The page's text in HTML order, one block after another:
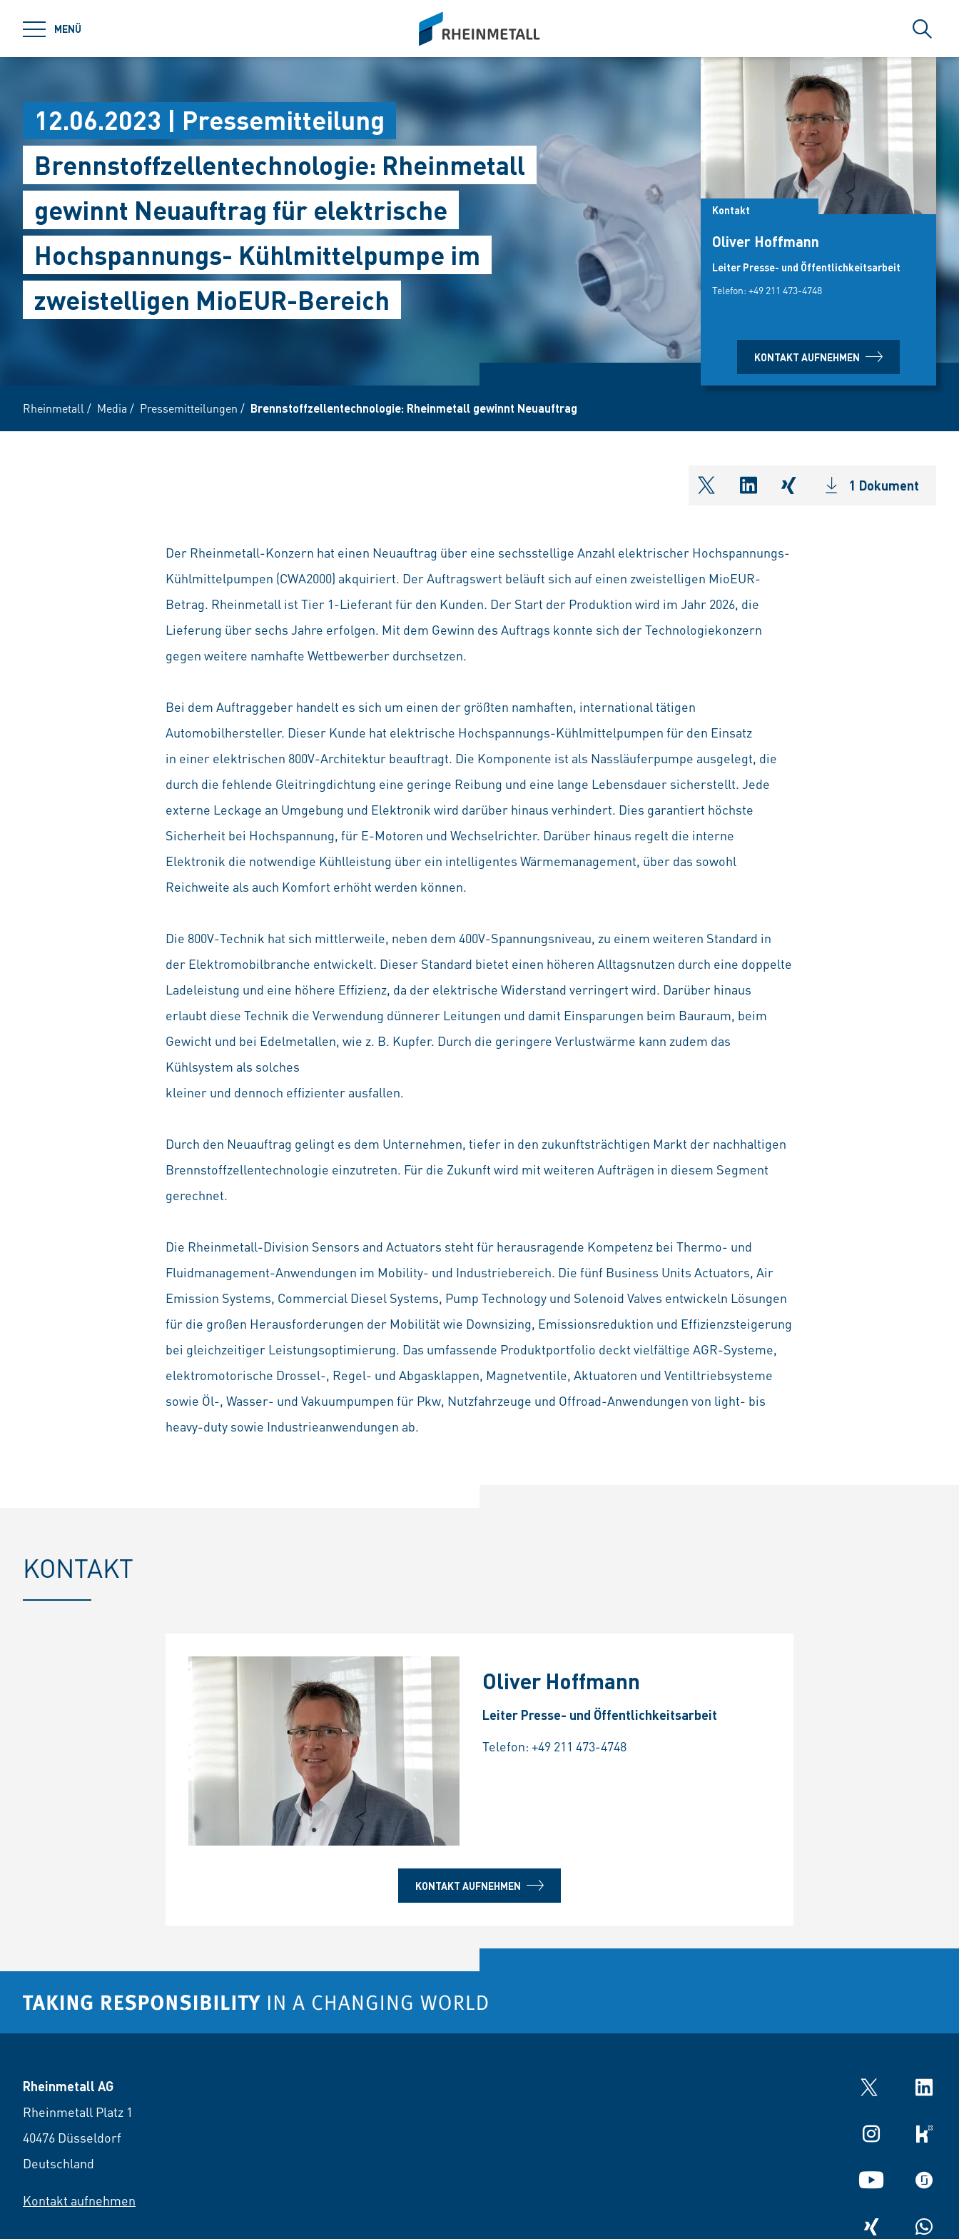
MENÜ
siteLogo
Suche
Kontakt
Oliver Hoffmann
Leiter Presse- und Öffentlichkeitsarbeit
Telefon: +49 211 473-4748
KONTAKT AUFNEHMEN
12.06.2023 | Pressemitteilung
Brennstoffzellentechnologie: Rheinmetall
gewinnt Neuauftrag für elektrische
Hochspannungs- Kühlmittelpumpe im
zweistelligen MioEUR-Bereich
Rheinmetall / Media / Pressemitteilungen / Brennstoffzellentechnologie: Rheinmetall gewinnt Neuauftrag
shareOntwitter
shareOnlinkedIn
shareOnxing1 Dokument
Der Rheinmetall-Konzern hat einen Neuauftrag über eine sechsstellige Anzahl elektrischer Hochspannungs-
Kühlmittelpumpen (CWA2000) akquiriert. Der Auftragswert beläuft sich auf einen zweistelligen MioEUR-
Betrag. Rheinmetall ist Tier 1-Lieferant für den Kunden. Der Start der Produktion wird im Jahr 2026, die
Lieferung über sechs Jahre erfolgen. Mit dem Gewinn des Auftrags konnte sich der Technologiekonzern
gegen weitere namhafte Wettbewerber durchsetzen.
Bei dem Auftraggeber handelt es sich um einen der größten namhaften, international tätigen
Automobilhersteller. Dieser Kunde hat elektrische Hochspannungs-Kühlmittelpumpen für den Einsatz
in einer elektrischen 800V-Architektur beauftragt. Die Komponente ist als Nassläuferpumpe ausgelegt, die
durch die fehlende Gleitringdichtung eine geringe Reibung und eine lange Lebensdauer sicherstellt. Jede
externe Leckage an Umgebung und Elektronik wird darüber hinaus verhindert. Dies garantiert höchste
Sicherheit bei Hochspannung, für E-Motoren und Wechselrichter. Darüber hinaus regelt die interne
Elektronik die notwendige Kühlleistung über ein intelligentes Wärmemanagement, über das sowohl
Reichweite als auch Komfort erhöht werden können.
Die 800V-Technik hat sich mittlerweile, neben dem 400V-Spannungsniveau, zu einem weiteren Standard in
der Elektromobilbranche entwickelt. Dieser Standard bietet einen höheren Alltagsnutzen durch eine doppelte
Ladeleistung und eine höhere Effizienz, da der elektrische Widerstand verringert wird. Darüber hinaus
erlaubt diese Technik die Verwendung dünnerer Leitungen und damit Einsparungen beim Bauraum, beim
Gewicht und bei Edelmetallen, wie z. B. Kupfer. Durch die geringere Verlustwärme kann zudem das
Kühlsystem als solches
kleiner und dennoch effizienter ausfallen.
Durch den Neuauftrag gelingt es dem Unternehmen, tiefer in den zukunftsträchtigen Markt der nachhaltigen
Brennstoffzellentechnologie einzutreten. Für die Zukunft wird mit weiteren Aufträgen in diesem Segment
gerechnet.
Die Rheinmetall-Division Sensors and Actuators steht für herausragende Kompetenz bei Thermo- und
Fluidmanagement-Anwendungen im Mobility- und Industriebereich. Die fünf Business Units Actuators, Air
Emission Systems, Commercial Diesel Systems, Pump Technology und Solenoid Valves entwickeln Lösungen
für die großen Herausforderungen der Mobilität wie Downsizing, Emissionsreduktion und Effizienzsteigerung
bei gleichzeitiger Leistungsoptimierung. Das umfassende Produktportfolio deckt vielfältige AGR-Systeme,
elektromotorische Drossel-, Regel- und Abgasklappen, Magnetventile, Aktuatoren und Ventiltriebsysteme
sowie Öl-, Wasser- und Vakuumpumpen für Pkw, Nutzfahrzeuge und Offroad-Anwendungen von light- bis
heavy-duty sowie Industrieanwendungen ab.
KONTAKT
Oliver Hoffmann
Leiter Presse- und Öffentlichkeitsarbeit
Telefon: +49 211 473-4748
KONTAKT AUFNEHMEN
Rheinmetall AG
Rheinmetall Platz 1
40476 Düsseldorf
Deutschland
Kontakt aufnehmen
Twitter LinkedIn
Instagram kununu
YouTube
XING